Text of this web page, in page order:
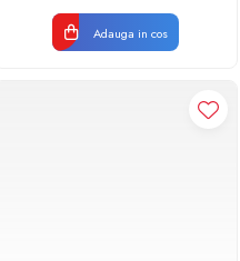
Adauga in cos